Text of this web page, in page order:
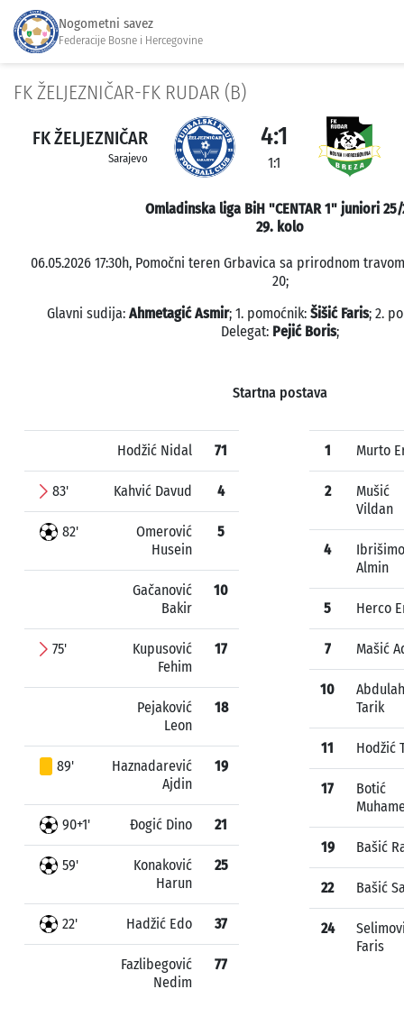
Nogometni savez
Federacije Bosne i Hercegovine
FK ŽELJEZNIČAR-FK RUDAR (B)
FK ŽELJEZNIČAR
Sarajevo
4:1
1:1
Omladinska liga BiH "CENTAR 1" juniori 25/
29. kolo
06.05.2026 17:30h, Pomočni teren Grbavica sa prirodnom
20;
Glavni sudija: Ahmetagić Asmir; 1. pomoćnik: Šišić Faris; 2.
Delegat: Pejić Boris;
Startna postava
Hodžić Nidal 71
83' Kahvić Davud 4
82'
Omerović
Husein
5
Gačanović
Bakir
10
75'
Kupusović
Fehim
17
Pejaković
Leon
18
89'
Haznadarević
Ajdin
19
90+1' Đogić Dino 21
59'
Konaković
Harun
25
22' Hadžić Edo 37
Fazlibegović
Nedim
77
1 Murto
2
Mušić
Vildan
4
Almin
5 Herco
7 Mašić
10
Tarik
11 Hodžić
17
Botić
19 Bašić
22 Bašić
24
Faris